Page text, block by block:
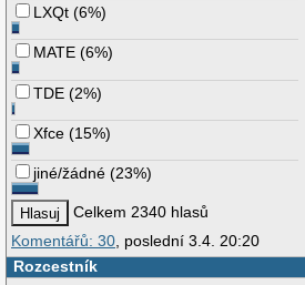
LXQt (6%)
MATE (6%)
TDE (2%)
Xfce (15%)
jiné/žádné (23%)
Celkem 2340 hlasů
Komentářů: 30 , poslední 3.4. 20:20
Rozcestník